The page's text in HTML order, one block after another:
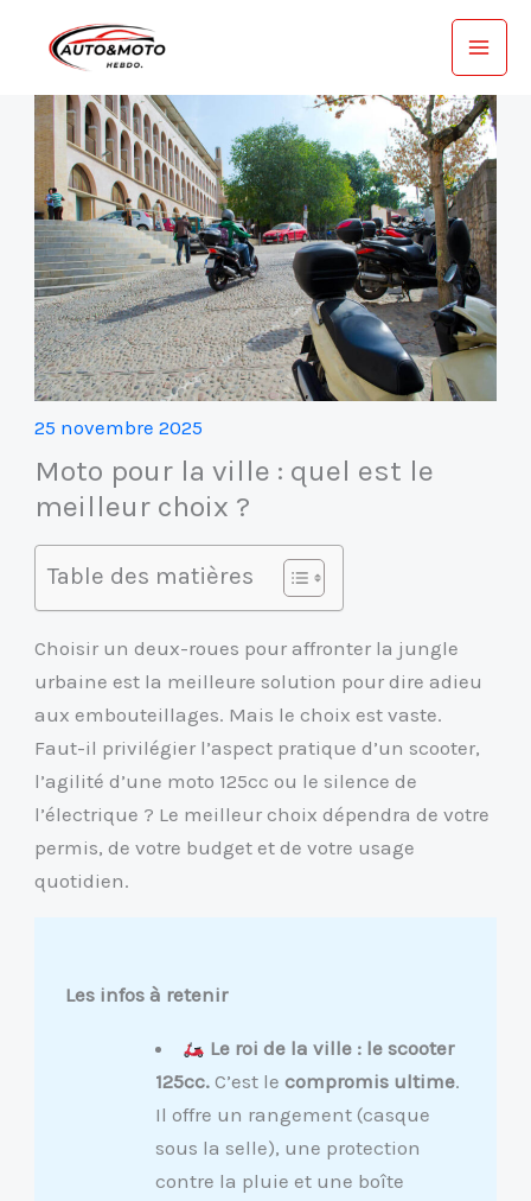
25 novembre 2025
Moto pour la ville : quel est le
meilleur choix ?
Table des matières
Choisir un deux-roues pour affronter la jungle
urbaine est la meilleure solution pour dire adieu
aux embouteillages. Mais le choix est vaste.
Faut-il privilégier l’aspect pratique d’un scooter,
l’agilité d’une moto 125cc ou le silence de
l’électrique ? Le meilleur choix dépendra de votre
permis, de votre budget et de votre usage
quotidien.
Les infos à retenir
Le roi de la ville : le scooter
125cc.C’est le compromis ultime.
Il offre un rangement (casque
sous la selle), une protection
contre la pluie et une boîte